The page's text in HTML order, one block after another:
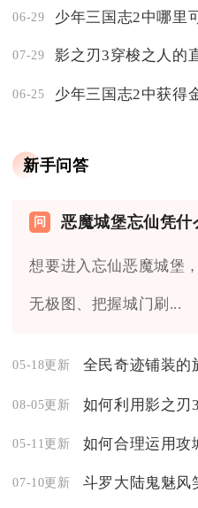
06-29 少年三国志2中哪里
07-29
06-25 少年三国志2中获得
新手问答
恶魔城堡忘仙凭什
想要进入忘仙恶魔城堡
无极图、把握城门刷...
05-18更新
08-05更新
05-11更新 如何合理运用攻
07-10更新